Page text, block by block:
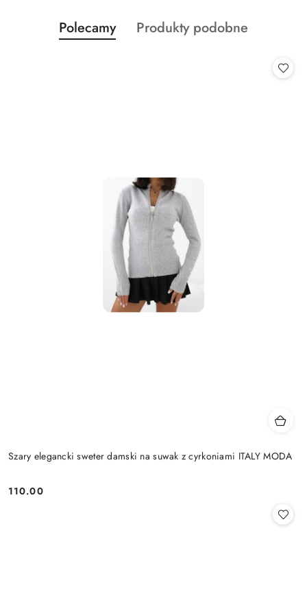
Pomiń karuzelę produktów
Produkty
o
Polecamy
Produkty
Produkty podobne
Szary elegancki sweter damski na suwak z cyrkoniami ITALY MODA
Cena:
110.00